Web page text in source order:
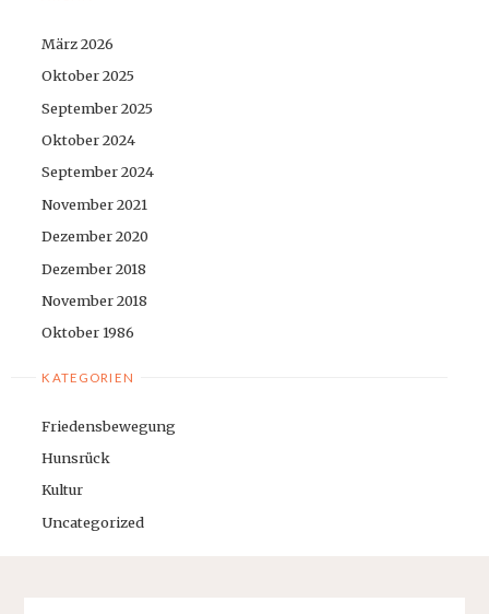
März 2026
Oktober 2025
September 2025
Oktober 2024
September 2024
November 2021
Dezember 2020
Dezember 2018
November 2018
Oktober 1986
KATEGORIEN
Friedensbewegung
Hunsrück
Kultur
Uncategorized